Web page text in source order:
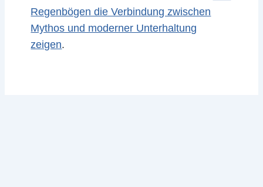
Regenbögen die Verbindung zwischen
Mythos und moderner Unterhaltung
zeigen.